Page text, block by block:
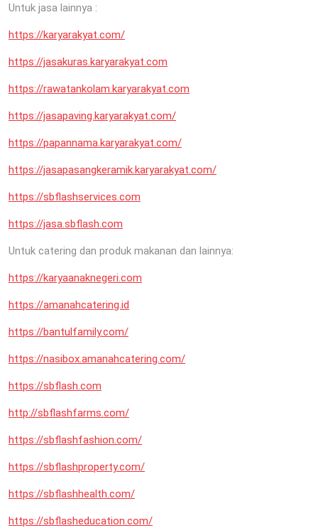
Untuk jasa lainnya :
https://karyarakyat.com/
https://jasakuras.karyarakyat.com
https://rawatankolam.karyarakyat.com
https://jasapaving.karyarakyat.com/
https://papannama.karyarakyat.com/
https://jasapasangkeramik.karyarakyat.com/
https://sbflashservices.com
https://jasa.sbflash.com
Untuk catering dan produk makanan dan lainnya:
https://karyaanaknegeri.com
https://amanahcatering.id
https://bantulfamily.com/
https://nasibox.amanahcatering.com/
https://sbflash.com
http://sbflashfarms.com/
https://sbflashfashion.com/
https://sbflashproperty.com/
https://sbflashhealth.com/
https://sbflasheducation.com/